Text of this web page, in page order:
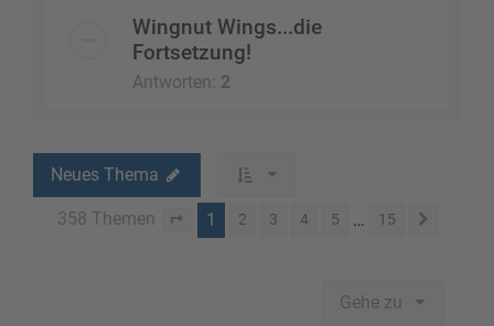
Wingnut Wings...die
Fortsetzung!
Antworten: 2
Neues Thema
358 Themen Seite von 15
1 2 3 4 5 … 15
Gehe zu